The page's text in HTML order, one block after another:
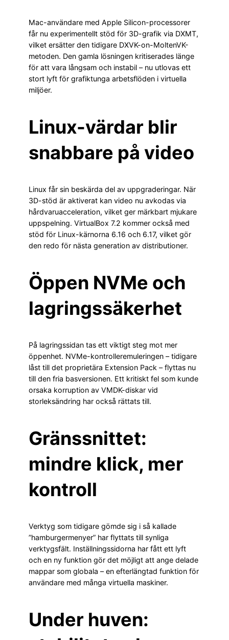
Mac-användare med Apple Silicon-processorer
får nu experimentellt stöd för 3D-grafik via DXMT,
vilket ersätter den tidigare DXVK-on-MoltenVK-
metoden. Den gamla lösningen kritiserades länge
för att vara långsam och instabil – nu utlovas ett
stort lyft för grafiktunga arbetsflöden i virtuella
miljöer.
Linux-värdar blir
snabbare på video
Linux får sin beskärda del av uppgraderingar. När
3D-stöd är aktiverat kan video nu avkodas via
hårdvaruacceleration, vilket ger märkbart mjukare
uppspelning. VirtualBox 7.2 kommer också med
stöd för Linux-kärnorna 6.16 och 6.17, vilket gör
den redo för nästa generation av distributioner.
Öppen NVMe och
lagringssäkerhet
På lagringssidan tas ett viktigt steg mot mer
öppenhet. NVMe-kontrolleremuleringen – tidigare
låst till det proprietära Extension Pack – flyttas nu
till den fria basversionen. Ett kritiskt fel som kunde
orsaka korruption av VMDK-diskar vid
storleksändring har också rättats till.
Gränssnittet:
mindre klick, mer
kontroll
Verktyg som tidigare gömde sig i så kallade
”hamburgermenyer” har flyttats till synliga
verktygsfält. Inställningssidorna har fått ett lyft
och en ny funktion gör det möjligt att ange delade
mappar som globala – en efterlängtad funktion för
användare med många virtuella maskiner.
Under huven: